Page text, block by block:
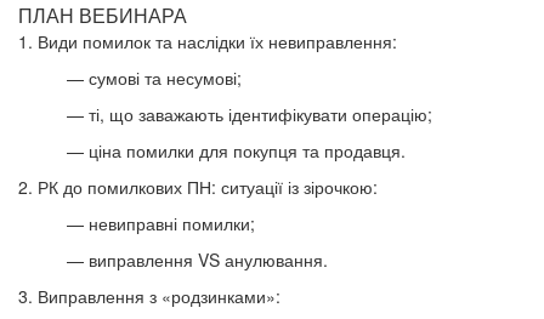
ПЛАН ВЕБИНАРА
1. Види помилок та наслідки їх невиправлення:
— сумові та несумові;
— ті, що заважають ідентифікувати операцію;
— ціна помилки для покупця та продавця.
2. РК до помилкових ПН: ситуації із зірочкою:
— невиправні помилки;
— виправлення VS анулювання.
3. Виправлення з «родзинками»: